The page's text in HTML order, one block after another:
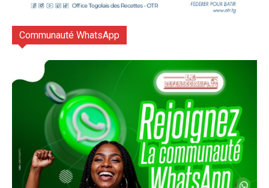
Communauté WhatsApp